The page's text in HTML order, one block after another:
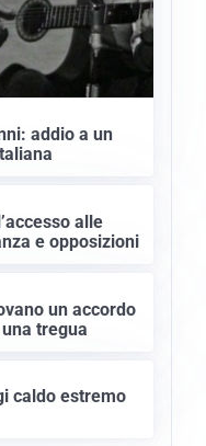
addio a un
alle
e opposizioni
un accordo
tregua
caldo estremo